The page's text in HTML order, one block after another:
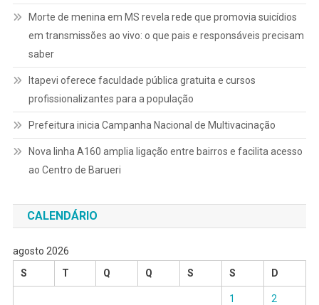
Morte de menina em MS revela rede que promovia suicídios
em transmissões ao vivo: o que pais e responsáveis precisam
saber
Itapevi oferece faculdade pública gratuita e cursos
profissionalizantes para a população
Prefeitura inicia Campanha Nacional de Multivacinação
Nova linha A160 amplia ligação entre bairros e facilita acesso
ao Centro de Barueri
CALENDÁRIO
agosto 2026
S
T Q Q S S D
1 2